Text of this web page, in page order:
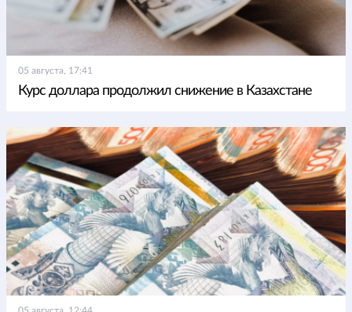
05 августа, 17:41
Курс доллара продолжил снижение в Казахстане